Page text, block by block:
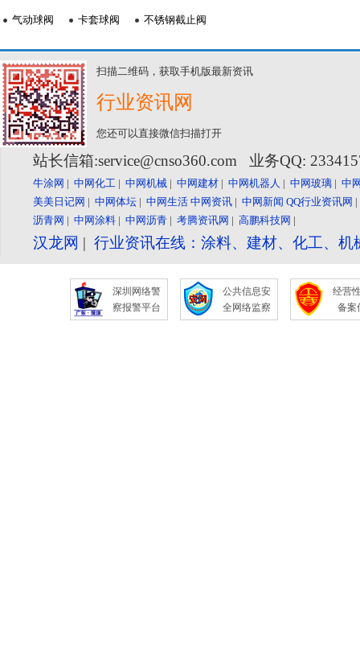
气动球阀 卡套球阀 不锈钢截止阀
扫描二维码，获取手机版最新资讯
行业资讯网
您还可以直接微信扫描打开
站长信箱:service@cnso360.com 业务QQ:
牛涂网 | 中网化工 | 中网机械 | 中网建材 | 中网机器人 | 中网玻璃 | 中
美美日记网 | 中网体坛 | 中网生活 中网资讯 | 中网新闻 QQ行业资讯网
沥青网 | 中网涂料 | 中网沥青 | 考腾资讯网 | 高鹏科技网 |
汉龙网 | 行业资讯在线：涂料、建材、化工、
深圳网络警
察报警平台
公共信息安
全网络监察
经营
备案